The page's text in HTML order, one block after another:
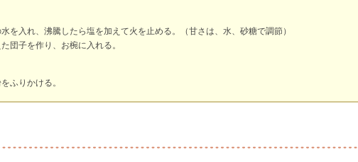
を入れ、沸騰したら塩を加えて火を止める。（甘さは、水、砂糖で調節）
団子を作り、お椀に入れる。
ふりかける。